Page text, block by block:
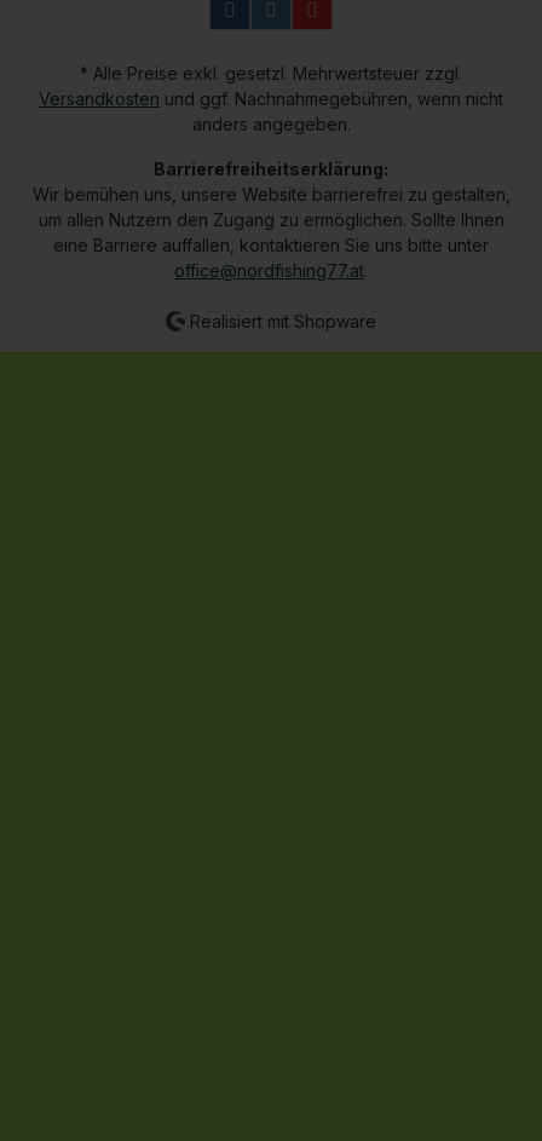
die WFT Altea ein komfortabler Begleiter mit
System 4 Edelstahl Kugellager 1 Edelstahl
Walzensperrlager Körper aus ABS Rotor aus
ABS Aluspule CNC bearbeitet Spulenachse
aus Edelstahl Micro Adjust
Rücklaufsperre CNC Kurbel Gummierter
Kurbelgriff Bügelumschlagschutz
* Alle Preise exkl. gesetzl. Mehrwertsteuer zzgl.
Versandkosten und ggf. Nachnahmegebühren, wenn nicht
anders angegeben.
Barrierefreiheitserklärung:
Wir bemühen uns, unsere Website barrierefrei zu gestalten,
um allen Nutzern den Zugang zu ermöglichen. Sollte Ihnen
eine Barriere auffallen, kontaktieren Sie uns bitte unter
office@nordfishing77.at.
Realisiert mit Shopware